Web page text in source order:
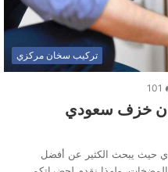
تركيب سخان مركزي
101
خزف سعودي
يبحث الكثير عن أفضل